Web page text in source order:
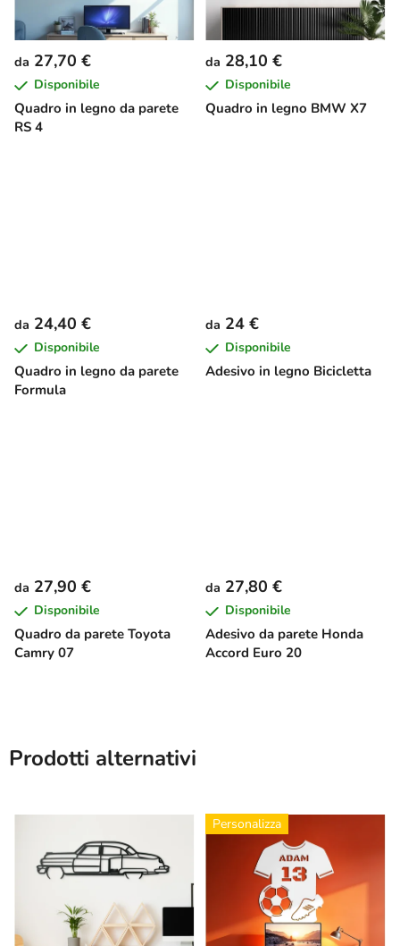
Quadro in legno da parete
RS 4
da 27,70 €
Disponibile
Quadro in legno BMW X7
da 28,10 €
Disponibile
Quadro in legno da parete
Formula
da 24,40 €
Disponibile
Adesivo in legno Bicicletta
da 24 €
Disponibile
Quadro da parete Toyota
Camry 07
da 27,90 €
Disponibile
Adesivo da parete Honda
Accord Euro 20
da 27,80 €
Disponibile
Prodotti alternativi
Personalizza